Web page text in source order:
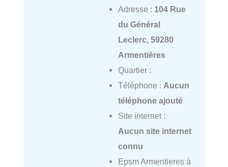
Adresse : 104 Rue
du Général
Leclerc, 59280
Armentières
Quartier :
Téléphone : Aucun
téléphone ajouté
Site internet :
Aucun site internet
connu
Epsm Armentieres à